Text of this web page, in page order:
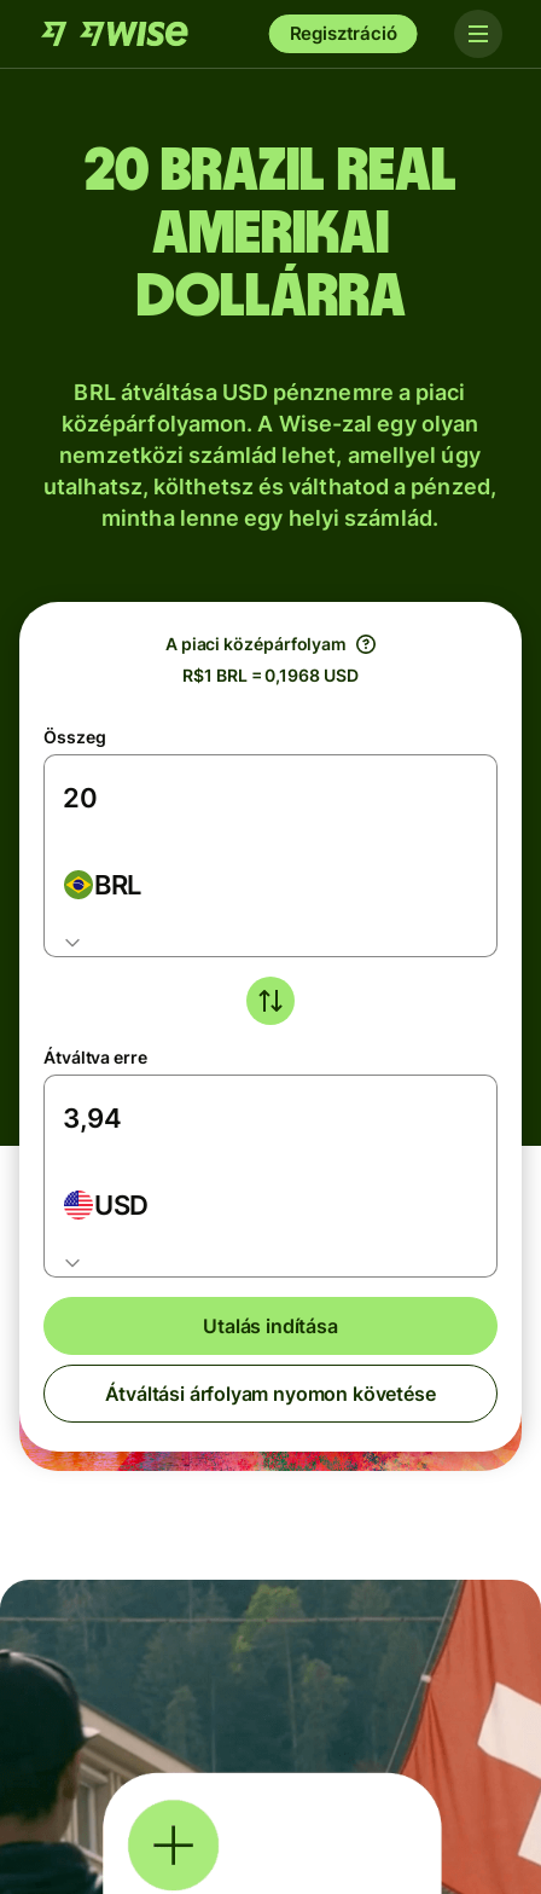
Regisztráció
20 brazil real
amerikai
dollárra
BRL átváltása USD pénznemre a piaci
középárfolyamon. A Wise-zal egy olyan
nemzetközi számlád lehet, amellyel úgy
utalhatsz, költhetsz és válthatod a pénzed,
mintha lenne egy helyi számlád.
A piaci középárfolyam
R$1 BRL = 0,1968 USD
Összeg
BRL
Átváltva erre
USD
Utalás indítása
Átváltási árfolyam nyomon követése